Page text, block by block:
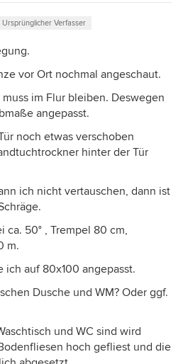
Ursprünglicher Verfasser
vor Ort nochmal angeschaut.
im Flur bleiben. Deswegen
angepasst.
noch etwas verschoben
hinter der Tür
ich nicht vertauschen, dann ist
ca. 50° , Trempel 80 cm,
m.
ich auf 80x100 angepasst.
Dusche und WM? Oder ggf.
und WC sind wird
hoch gefliest und die